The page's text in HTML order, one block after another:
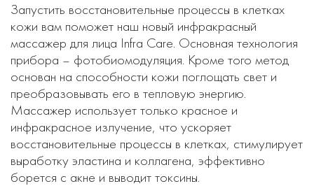
Запустить восстановительные процессы в клетках
кожи вам поможет наш новый инфракрасный
массажер для лица Infra Care. Основная технология
прибора – фотобиомодуляция. Кроме того метод
основан на способности кожи поглощать свет и
преобразовывать его в тепловую энергию.
Массажер использует только красное и
инфракрасное излучение, что ускоряет
восстановительные процессы в клетках, стимулирует
выработку эластина и коллагена, эффективно
борется с акне и выводит токсины.